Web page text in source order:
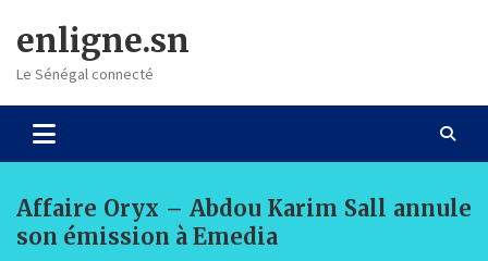
content
enligne.sn
Le Sénégal connecté
Affaire Oryx – Abdou Karim Sall annule
son émission à Emedia